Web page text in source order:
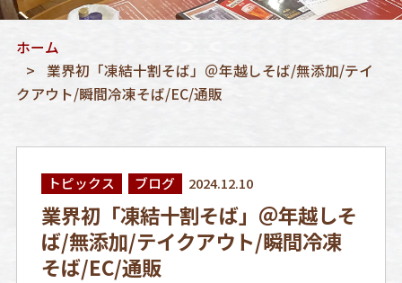
ホーム
業界初「凍結十割そば」＠年越しそば/無添加/テイ
クアウト/瞬間冷凍そば/EC/通販
トピックス ブログ 2024.12.10
業界初「凍結十割そば」＠年越しそ
ば/無添加/テイクアウト/瞬間冷凍
そば/EC/通販